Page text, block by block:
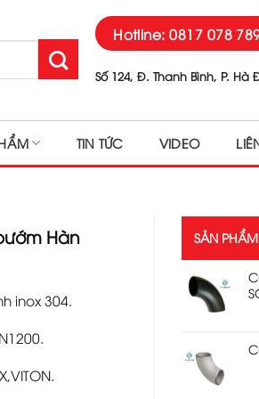
Hotline: 0817 078
Số 124, Đ. Thanh Bình, P. Hà
TIN TỨC VIDEO
Hàn
inox 304.
SẢN